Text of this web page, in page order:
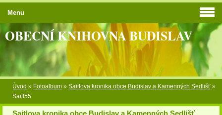
OBECNÍ KNIHOVNA BUDISLAV
Úvod » Fotoalbum » Saitlova kronika obce Budislav a Kamenných Sedlišť »
Saitl55
Saitlova kronika obce Budislav a Kamenných Sedlišť
Menu